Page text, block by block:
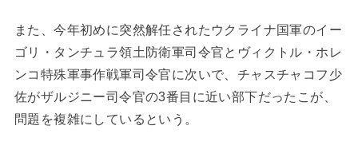
また、今年初めに突然解任されたウクライナ国軍のイー
ゴリ・タンチュラ領土防衛軍司令官とヴィクトル・ホレ
ンコ特殊軍事作戦軍司令官に次いで、チャスチャコフ少
佐がザルジニー司令官の3番目に近い部下だったこが、
問題を複雑にしているという。